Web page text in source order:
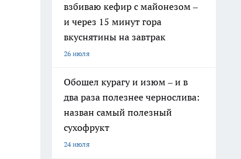
взбиваю кефир с майонезом –
и через 15 минут гора
вкуснятины на завтрак
26 июля
Обошел курагу и изюм – и в
два раза полезнее чернослива:
назван самый полезный
сухофрукт
24 июля